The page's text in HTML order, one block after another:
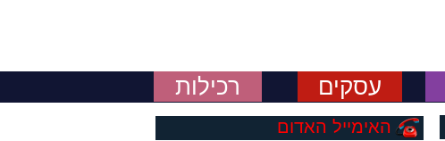
עסקים רכילות
האימייל האדום